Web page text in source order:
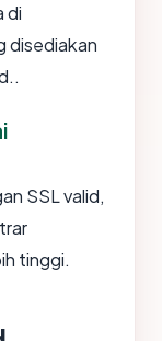
di
disediakan
SSL valid,
tinggi.